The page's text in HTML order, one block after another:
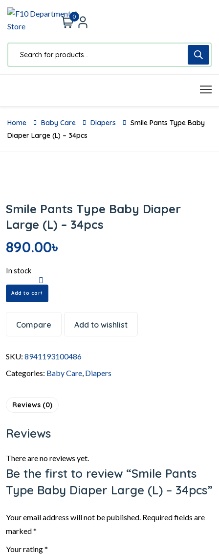
0
Home Baby Care Diapers
Smile Pants Type Baby
Diaper Large (L) – 34pcs
Smile Pants Type Baby Diaper
Large (L) – 34pcs
890.00৳
In stock
Add to cart
Compare Add to wishlist
SKU: 8941193100486
Categories: Baby Care, Diapers
Reviews (0)
Reviews
There are no reviews yet.
Be the first to review “Smile Pants
Type Baby Diaper Large (L) – 34pcs”
Your email address will not be published. Required fields are
marked*
Your rating*